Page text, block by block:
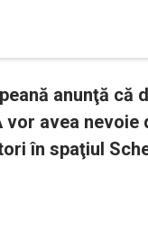
anunţă că
vor avea nevoie
în spaţiul